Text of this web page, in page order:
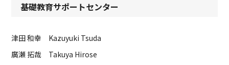
基礎教育サポートセンター
津田 和幸 Kazuyuki Tsuda
廣瀬 拓哉 Takuya Hirose